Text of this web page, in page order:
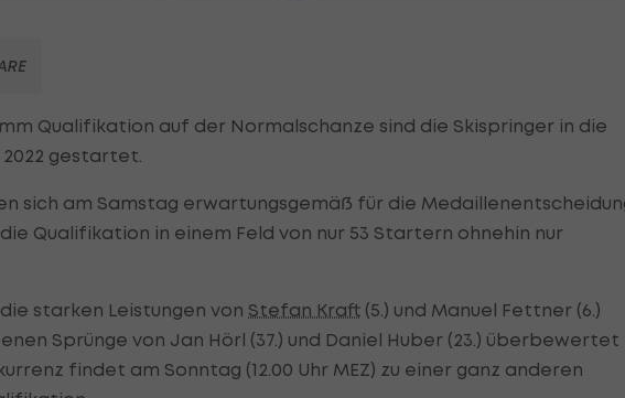
Qualifikation auf der Normalschanze sind die Skispringer in die
gestartet.
sich am Samstag erwartungsgemäß für die
Qualifikation in einem Feld von nur 53 Startern ohnehin nur
starken Leistungen von Stefan Kraft (5.) und Manuel Fettner (6.)
Sprünge von Jan Hörl (37.) und Daniel Huber (23.) überbewertet
findet am Sonntag (12.00 Uhr MEZ) zu einer ganz anderen